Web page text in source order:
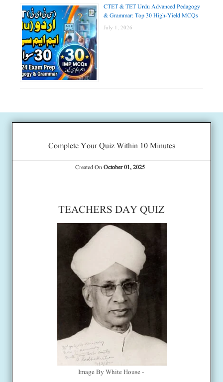
CTET & TET Urdu Advanced Pedagogy
& Grammar: Top 30 High-Yield MCQs
July 1, 2026
Complete Your Quiz Within 10 Minutes
Created OnOctober 01, 2025
TEACHERS DAY QUIZ
Image By White House -